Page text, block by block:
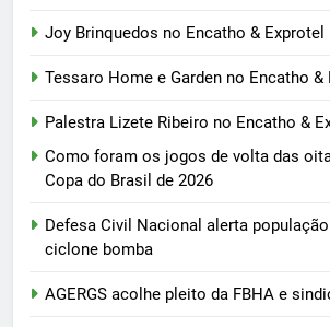
Joy Brinquedos no Encatho & Exprotel
Tessaro Home e Garden no Encatho &
Palestra Lizete Ribeiro no Encatho &
Como foram os jogos de volta das
Copa do Brasil de 2026
Defesa Civil Nacional alerta
ciclone bomba
AGERGS acolhe pleito da FBHA e